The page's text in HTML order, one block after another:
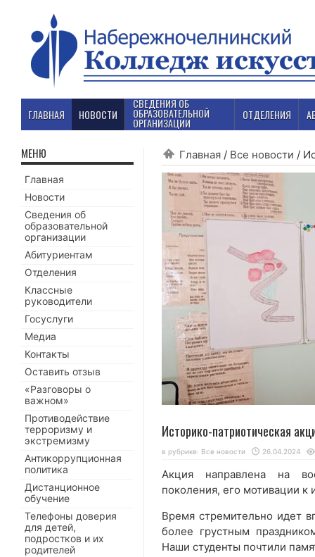
ГЛАВНАЯ НОВОСТИ
СВЕДЕНИЯ ОБ
ОБРАЗОВАТЕЛЬНОЙ
ОРГАНИЗАЦИИ
ОТДЕЛЕНИЯ
Главная / Все новости /
Историко-патриотическая
в рубрике: Все новости 26.04.2024
Акция направлена на
поколения, его мотивации к
Время стремительно идет
более грустным
Наши студенты почтили
МЕНЮ
Главная
Новости
Сведения об
образовательной
организации
Абитуриентам
Отделения
Классные
руководители
Госуслуги
Медиа
Контакты
Оставить отзыв
«Разговоры о
важном»
Противодействие
терроризму и
экстремизму
Антикоррупционная
политика
Дистанционное
обучение
Телефоны доверия
для детей,
подростков и их
родителей